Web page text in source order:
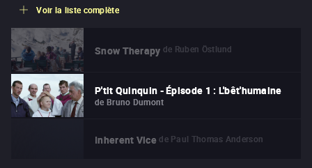
Voir la liste complète
Snow Therapy de Ruben Östlund
P'tit Quinquin - Épisode 1 : L'bêt'humaine
de Bruno Dumont
Inherent Vice de Paul Thomas Anderson